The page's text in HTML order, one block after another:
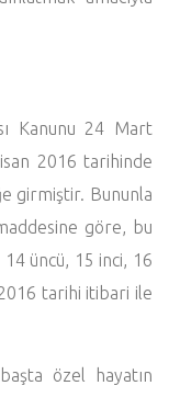
Kanunu 24 Mart
2016 tarihinde
girmiştir. Bununla
göre, bu
üncü, 15 inci, 16
tarihi itibari ile
özel hayatın